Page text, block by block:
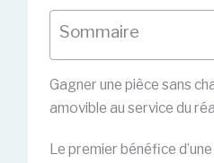
Sommaire
Gagner une pièce sans
amovible au service du
Le premier bénéfice d’une